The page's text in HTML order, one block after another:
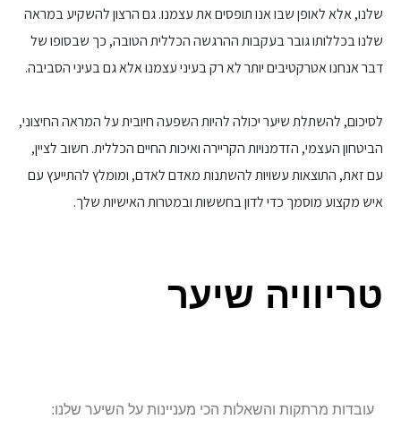
שלנו, אלא לאופן שבו אנו תופסים את עצמנו. גם הרצון להשקיע במראה
שלנו בכללותו גובר בעקבות ההרגשה הכללית הטובה, כך שבסופו של
דבר אנחנו אטרקטיבים יותר לא רק בעיני עצמנו אלא גם בעיני הסביבה.
לסיכום, להשתלת שיער יכולה להיות השפעה חיובית על המראה החיצוני,
הביטחון העצמי, הזדמנויות הקריירה ואיכות החיים הכללית. חשוב לציין,
עם זאת, התוצאות עשויות להשתנות מאדם לאדם, ומומלץ להתייעץ עם
איש מקצוע מוסמך כדי לדון בחששות ובמטרות האישיות שלך.
טריוויה שיער
עובדות מרתקות והשאלות הכי מעניינות על השיער שלנו: